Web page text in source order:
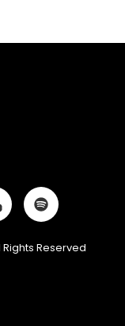
Reserved